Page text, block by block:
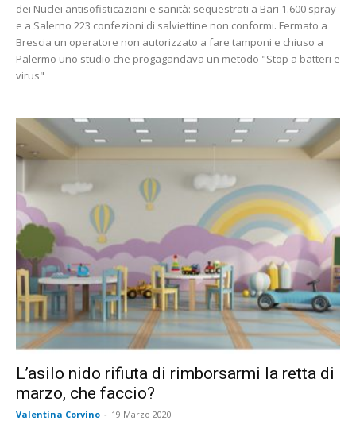
dei Nuclei antisofisticazioni e sanità: sequestrati a Bari 1.600 spray
e a Salerno 223 confezioni di salviettine non conformi. Fermato a
Brescia un operatore non autorizzato a fare tamponi e chiuso a
Palermo uno studio che progagandava un metodo "Stop a batteri e
virus"
L’asilo nido rifiuta di rimborsarmi la retta di
marzo, che faccio?
Valentina Corvino - 19 Marzo 2020